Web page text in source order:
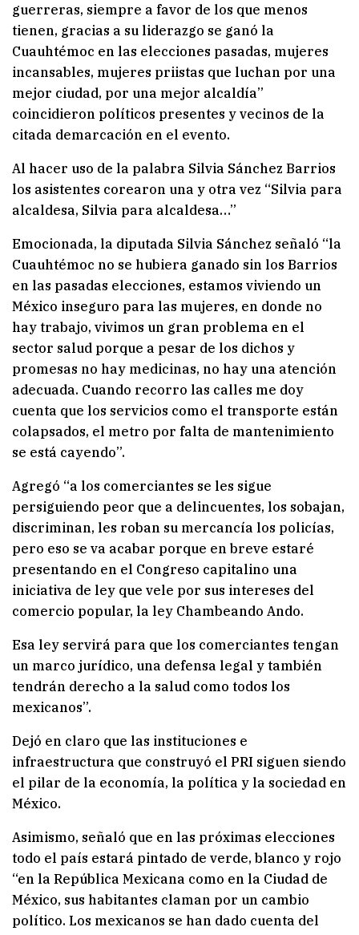
guerreras, siempre a favor de los que menos
tienen, gracias a su liderazgo se ganó la
Cuauhtémoc en las elecciones pasadas, mujeres
incansables, mujeres priistas que luchan por una
mejor ciudad, por una mejor alcaldía”
coincidieron políticos presentes y vecinos de la
citada demarcación en el evento.
Al hacer uso de la palabra Silvia Sánchez Barrios
los asistentes corearon una y otra vez “Silvia para
alcaldesa, Silvia para alcaldesa…”
Emocionada, la diputada Silvia Sánchez señaló “la
Cuauhtémoc no se hubiera ganado sin los Barrios
en las pasadas elecciones, estamos viviendo un
México inseguro para las mujeres, en donde no
hay trabajo, vivimos un gran problema en el
sector salud porque a pesar de los dichos y
promesas no hay medicinas, no hay una atención
adecuada. Cuando recorro las calles me doy
cuenta que los servicios como el transporte están
colapsados, el metro por falta de mantenimiento
se está cayendo”.
Agregó “a los comerciantes se les sigue
persiguiendo peor que a delincuentes, los sobajan,
discriminan, les roban su mercancía los policías,
pero eso se va acabar porque en breve estaré
presentando en el Congreso capitalino una
iniciativa de ley que vele por sus intereses del
comercio popular, la ley Chambeando Ando.
Esa ley servirá para que los comerciantes tengan
un marco jurídico, una defensa legal y también
tendrán derecho a la salud como todos los
mexicanos”.
Dejó en claro que las instituciones e
infraestructura que construyó el PRI siguen siendo
el pilar de la economía, la política y la sociedad en
México.
Asimismo, señaló que en las próximas elecciones
todo el país estará pintado de verde, blanco y rojo
“en la República Mexicana como en la Ciudad de
México, sus habitantes claman por un cambio
político. Los mexicanos se han dado cuenta del